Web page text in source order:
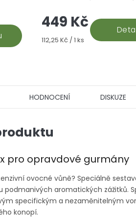
449 Kč
Měrná
112,25 Kč / 1 ks
CBD Pre-roll ti přinese
varienty aromatického...
HODNOCENÍ DISKUZE
pro opravdové gurmány
ovocné vůně? Speciálně
aromatických zážitků.
specifickým a nezaměnitelným
konopí.